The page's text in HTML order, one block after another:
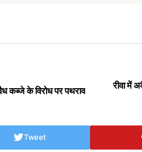
कब्जे के विरोध पर पथराव
रीवा में
Tweet